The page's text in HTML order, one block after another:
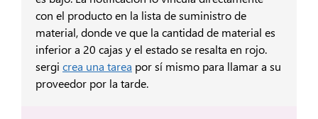
con el producto en la lista de suministro de
material, donde ve que la cantidad de material es
inferior a 20 cajas y el estado se resalta en rojo.
sergi crea una tarea por sí mismo para llamar a su
proveedor por la tarde.